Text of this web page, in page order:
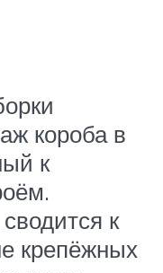
короба в
к
к
крепёжных